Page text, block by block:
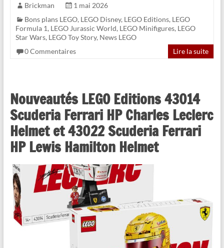
Brickman
1 mai 2026
Bons plans LEGO, LEGO Disney, LEGO Editions, LEGO
Formula 1, LEGO Jurassic World, LEGO Minifigures, LEGO
Star Wars, LEGO Toy Story, News LEGO
0 Commentaires
Lire la suite
Nouveautés LEGO Editions 43014
Scuderia Ferrari HP Charles Leclerc
Helmet et 43022 Scuderia Ferrari
HP Lewis Hamilton Helmet